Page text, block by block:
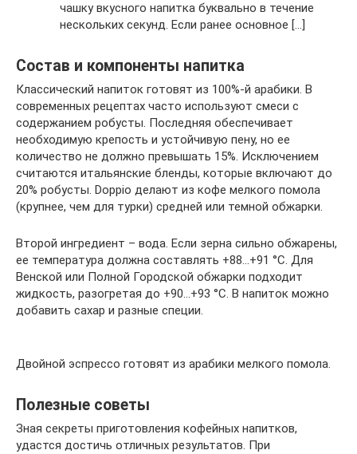
чашку вкусного напитка буквально в течение
нескольких секунд. Если ранее основное […]
Состав и компоненты напитка
Классический напиток готовят из 100%-й арабики. В
современных рецептах часто используют смеси с
содержанием робусты. Последняя обеспечивает
необходимую крепость и устойчивую пену, но ее
количество не должно превышать 15%. Исключением
считаются итальянские бленды, которые включают до
20% робусты. Doppio делают из кофе мелкого помола
(крупнее, чем для турки) средней или темной обжарки.
Второй ингредиент – вода. Если зерна сильно обжарены,
ее температура должна составлять +88…+91 °С. Для
Венской или Полной Городской обжарки подходит
жидкость, разогретая до +90…+93 °С. В напиток можно
добавить сахар и разные специи.
Двойной эспрессо готовят из арабики мелкого помола.
Полезные советы
Зная секреты приготовления кофейных напитков,
удастся достичь отличных результатов. При